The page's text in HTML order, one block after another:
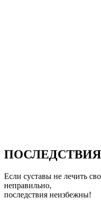
Если суставы не лечить
неправильно,
последствия неизбежны!